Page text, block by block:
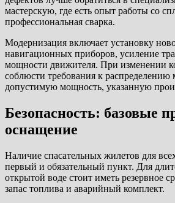
мастерскую, где есть опыт работы со
профессиональная сварка.
Модернизация включает установку
навигационных приборов, усиление
мощности движителя. При изменении
соблюсти требования к распределению
допустимую мощность, указанную
Безопасность: базовые
оснащение
Наличие спасательных жилетов для
первый и обязательный пункт. Для
открытой воде стоит иметь резервное
запас топлива и аварийный комплект.